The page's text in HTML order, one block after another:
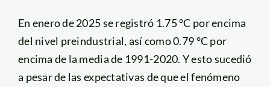
En enero de 2025 se registró 1.75 °C por encima
del nivel preindustrial, así como 0.79 °C por
encima de la media de 1991-2020. Y esto sucedió
a pesar de las expectativas de que el fenómeno